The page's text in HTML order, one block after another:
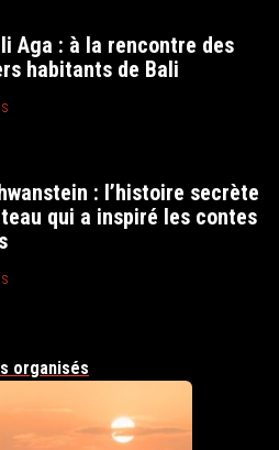
Aga : à la rencontre des
habitants de Bali
: l’histoire secrète
qui a inspiré les contes
organisés